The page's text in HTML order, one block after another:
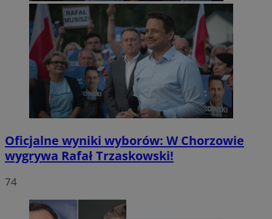
Oficjalne wyniki wyborów: W Chorzowie
wygrywa Rafał Trzaskowski!
74